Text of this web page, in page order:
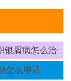
银屑病怎么治
怎么申请